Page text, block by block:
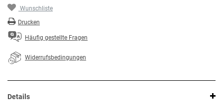
Wunschliste
Drucken
Häufig gestellte Fragen
Widerrufsbedingungen
Details